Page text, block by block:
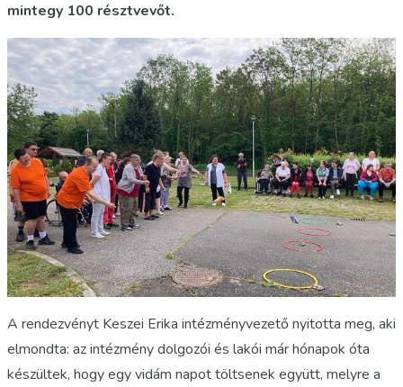
mintegy 100 résztvevőt.
A rendezvényt Keszei Erika intézményvezető nyitotta meg, aki
elmondta: az intézmény dolgozói és lakói már hónapok óta
készültek, hogy egy vidám napot töltsenek együtt, melyre a